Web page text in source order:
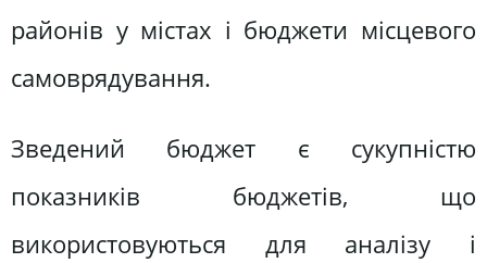
районів у містах і бюджети місцевого
самоврядування.
Зведений бюджет є сукупністю
показників бюджетів, що
використовуються для аналізу і